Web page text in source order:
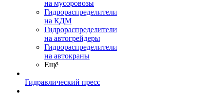
на мусоровозы
Гидрораспределители
на КДМ
Гидрораспределители
на автогрейдеры
Гидрораспределители
на автокраны
Ещё
Гидравлический пресс